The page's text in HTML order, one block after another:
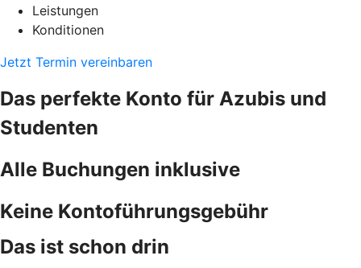
Leistungen
Konditionen
Jetzt Termin vereinbaren
Das perfekte Konto für Azubis und
Studenten
Alle Buchungen inklusive
Keine Kontoführungsgebühr
Das ist schon drin